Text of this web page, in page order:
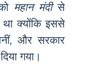
महान मंदीसे
क्योंकि इससे
और सरकार
गया।